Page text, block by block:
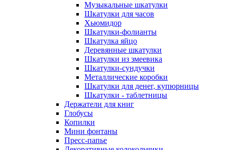
Музыкальные шкатулки
Шкатулки для часов
Хьюмидор
Шкатулки-фолианты
Шкатулка яйцо
Деревянные шкатулки
Шкатулки из змеевика
Шкатулки-сундучки
Металлические коробки
Шкатулки для денег, купюрницы
Шкатулки - таблетницы
Держатели для книг
Глобусы
Копилки
Мини фонтаны
Пресс-папье